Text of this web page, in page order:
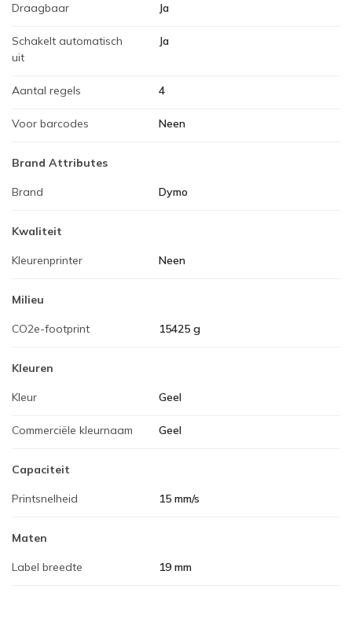
Draagbaar Ja
Schakelt automatisch
uit
Ja
Aantal regels 4
Voor barcodes Neen
Brand Attributes
Brand Dymo
Kwaliteit
Kleurenprinter Neen
Milieu
CO2e-footprint 15425 g
Kleuren
Kleur Geel
Commerciële kleurnaam Geel
Capaciteit
Printsnelheid 15 mm/s
Maten
Label breedte 19 mm